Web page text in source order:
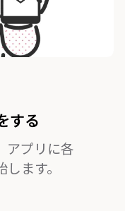
する
アプリに各
ます。